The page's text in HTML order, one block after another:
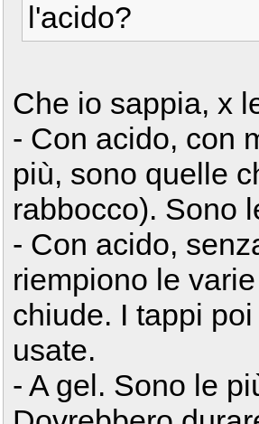
l'acido?
Che io sappia, x
- Con acido, con
più, sono quelle
rabbocco). Sono
- Con acido,
riempiono le
chiude. I tappi
usate.
- A gel. Sono le